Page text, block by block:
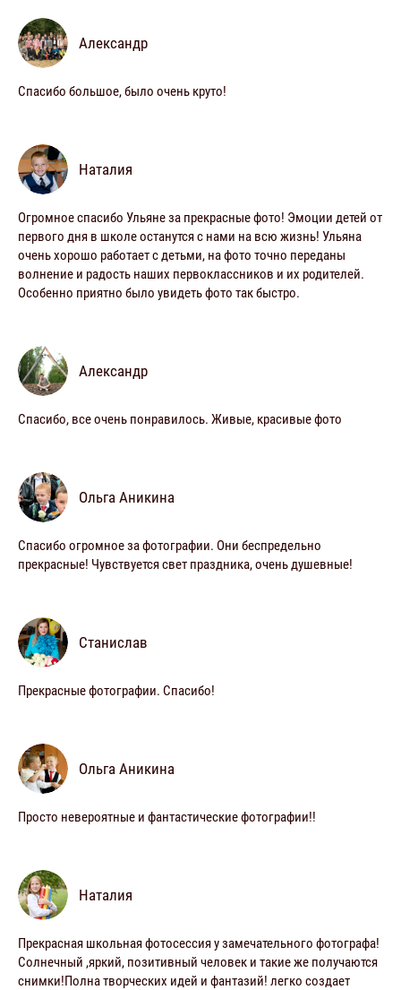
Александр
Спасибо большое, было очень круто!
Наталия
Огромное спасибо Ульяне за прекрасные фото! Эмоции детей от
первого дня в школе останутся с нами на всю жизнь! Ульяна
очень хорошо работает с детьми, на фото точно переданы
волнение и радость наших первоклассников и их родителей.
Особенно приятно было увидеть фото так быстро.
Александр
Спасибо, все очень понравилось. Живые, красивые фото
Ольга Аникина
Спасибо огромное за фотографии. Они беспредельно
прекрасные! Чувствуется свет праздника, очень душевные!
Станислав
Прекрасные фотографии. Спасибо!
Ольга Аникина
Просто невероятные и фантастические фотографии!!
Наталия
Прекрасная школьная фотосессия у замечательного фотографа!
Солнечный ,яркий, позитивный человек и такие же получаются
снимки!Полна творческих идей и фантазий! легко создает